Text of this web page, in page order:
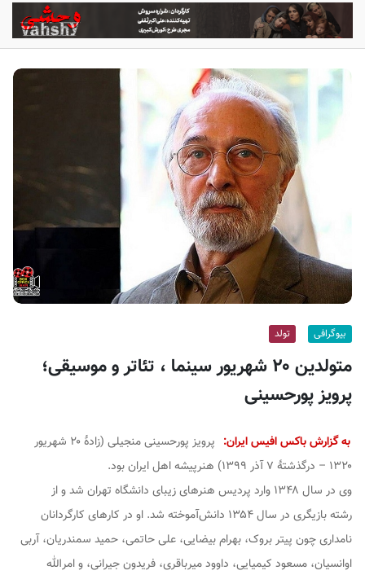
ب
ا
ک
س
آ
ف
ی
س
ا
ی
ر
ا
ن
بیوگرافی تولد
متولدین ۲۰ شهریور سینما ، تئاتر و موسیقی؛
پرویز پورحسینی
به گزارش باکس افیس ایران:
پرویز پورحسینی منجیلی (زادهٔ ۲۰ شهریور
۱۳۲۰ – درگذشتهٔ ۷ آذر ۱۳۹۹) هنرپیشه اهل ایران بود.
وی در سال ۱۳۴۸ وارد پردیس هنرهای زیبای دانشگاه تهران شد و از
رشته بازیگری در سال ۱۳۵۴ دانش‌آموخته شد. او در کارهای کارگردانان
نامداری چون پیتر بروک، بهرام بیضایی، علی حاتمی، حمید سمندریان، آربی
اوانسیان، مسعود کیمیایی، داوود میرباقری، فریدون جیرانی، و امرالله